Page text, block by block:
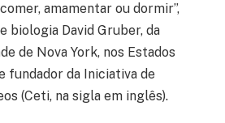
amamentar ou dormir”,
biologia David Gruber, da
de Nova York, nos Estados
fundador da Iniciativa de
(Ceti, na sigla em inglês).